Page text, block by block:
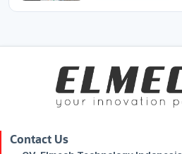
Contact Us